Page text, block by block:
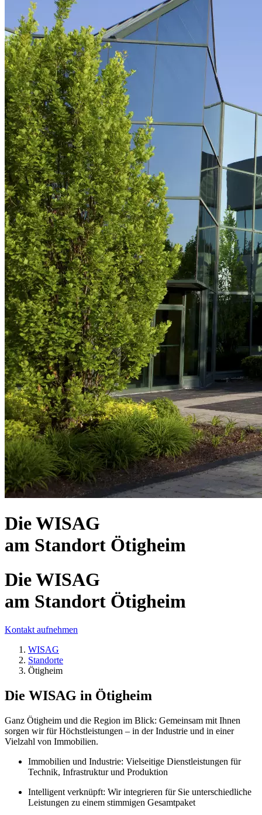
Die WISAG
am Standort Ötigheim
Die WISAG
am Standort Ötigheim
Kontakt aufnehmen
WISAG
Standorte
Ötigheim
Die WISAG in Ötigheim
Ganz Ötigheim und die Region im Blick: Gemeinsam mit Ihnen
sorgen wir für Höchstleistungen – in der Industrie und in einer
Vielzahl von Immobilien.
Immobilien und Industrie: Vielseitige Dienstleistungen für
Technik, Infrastruktur und Produktion
Intelligent verknüpft: Wir integrieren für Sie unterschiedliche
Leistungen zu einem stimmigen Gesamtpaket